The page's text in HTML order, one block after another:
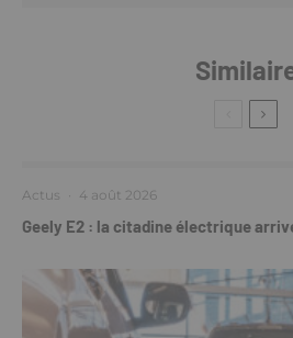
Actus · 4 août 2026
Geely E2 : la citadine électrique